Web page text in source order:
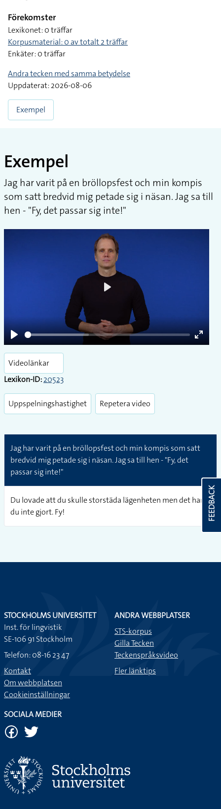
Förekomster
Lexikonet: 0 träffar
Korpusmaterial: 0 av totalt 2 träffar
Enkäter: 0 träffar
Andra tecken med samma betydelse
Uppdaterat: 2026-08-06
Exempel
Exempel
Jag har varit på en bröllopsfest och min kompis
som satt bredvid mig petade sig i näsan. Jag sa till
hen - "Fy, det passar sig inte!"
Play
Enter
Videolänkar
Lexikon-ID:20523
Uppspelningshastighet Repetera video
Jag har varit på en bröllopsfest och min kompis som satt
bredvid mig petade sig i näsan. Jag sa till hen - "Fy, det
passar sig inte!"
Du lovade att du skulle storstäda lägenheten men det har
du inte gjort. Fy!
FEEDBACK
STOCKHOLMS UNIVERSITET
Inst. för lingvistik
SE-106 91 Stockholm
Telefon: 08-16 23 47
Kontakt
Om webbplatsen
Cookieinställningar
ANDRA WEBBPLATSER
STS-korpus
Gilla Tecken
Teckenspråksvideo
Fler länktips
SOCIALA MEDIER